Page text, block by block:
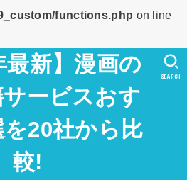
functions.php on line
最新】漫画の
ービスおす
20社から比
較!
SEARCH